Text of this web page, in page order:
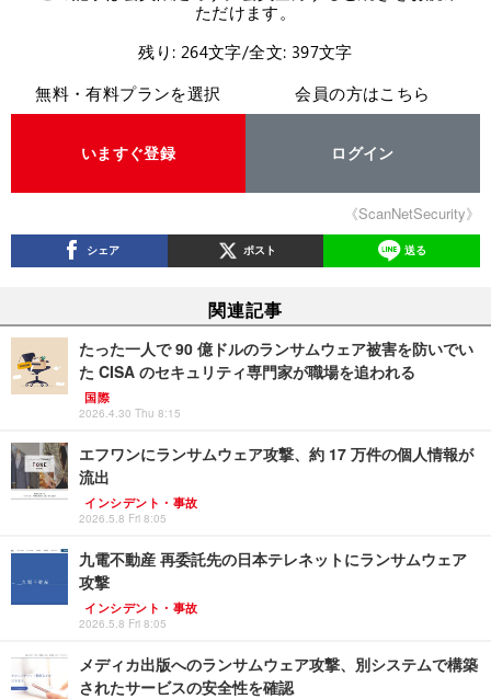
ただけます。
残り: 264文字/全文: 397文字
無料・有料プランを選択
いますぐ登録
会員の方はこちら
ログイン
《ScanNetSecurity》
シェア ポスト 送る
関連記事
たった一人で 90 億ドルのランサムウェア被害を防いでい
た CISA のセキュリティ専門家が職場を追われる
国際
2026.4.30 Thu 8:15
エフワンにランサムウェア攻撃、約 17 万件の個人情報が
流出
インシデント・事故
2026.5.8 Fri 8:05
九電不動産 再委託先の日本テレネットにランサムウェア
攻撃
インシデント・事故
2026.5.8 Fri 8:05
メディカ出版へのランサムウェア攻撃、別システムで構築
されたサービスの安全性を確認